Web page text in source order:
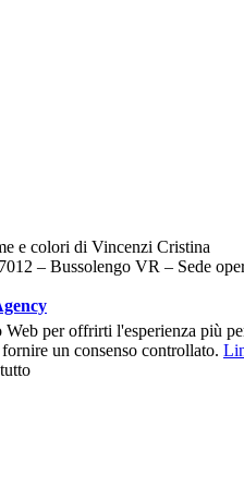
e colori di Vincenzi Cristina
– Bussolengo VR – Sede
per offrirti l'esperienza più
un consenso controllato.